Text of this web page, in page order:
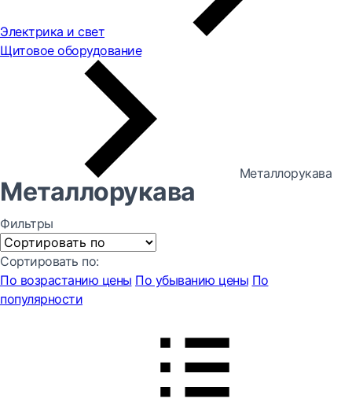
Электрика и свет
Щитовое оборудование
Металлорукава
Металлорукава
Фильтры
Сортировать по:
По возрастанию цены По убыванию цены По
популярности